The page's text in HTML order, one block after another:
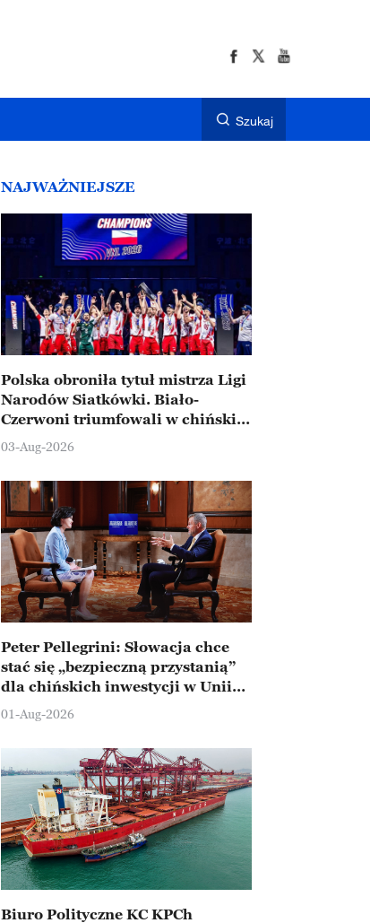
Szukaj
NAJWAŻNIEJSZE
Polska obroniła tytuł mistrza Ligi
Narodów Siatkówki. Biało-
Czerwoni triumfowali w chińskim
Ningbo
03-Aug-2026
Peter Pellegrini: Słowacja chce
stać się „bezpieczną przystanią”
dla chińskich inwestycji w Unii
Europejskiej
01-Aug-2026
Biuro Polityczne KC KPCh